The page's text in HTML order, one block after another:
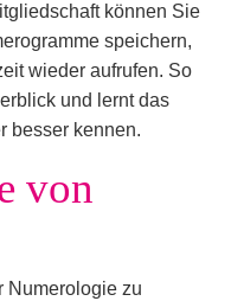
können Sie
speichern,
wieder aufrufen. So
und lernt das
besser kennen.
von
Numerologie zu